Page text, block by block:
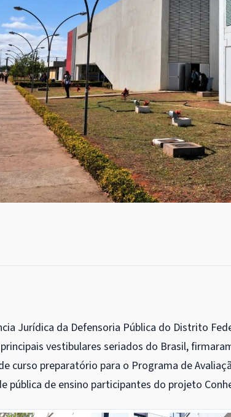
Jurídica da Defensoria Pública do Distrito
vestibulares seriados do Brasil,
curso preparatório para o Programa de
pública de ensino participantes do projeto